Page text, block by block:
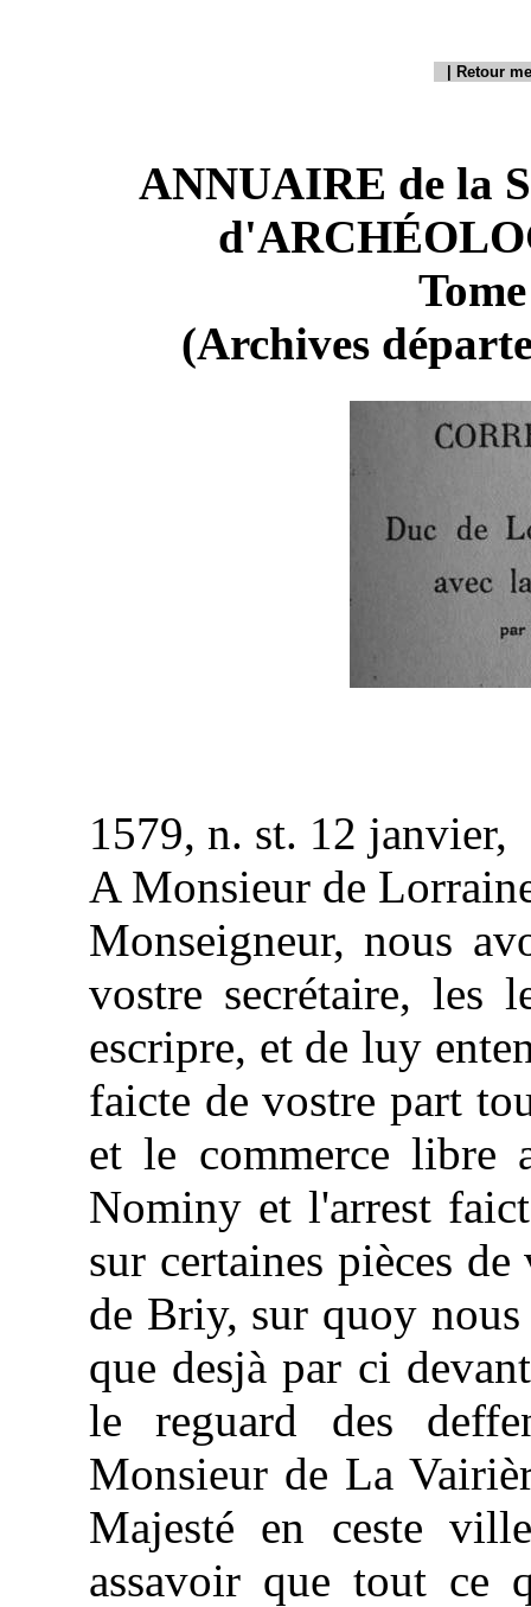
Retour
ANNUAIRE de la
(Archives
1579, n. st. 12 janvier,
A Monsieur de
Monseigneur, nous
vostre secrétaire, les
escripre, et de luy
faicte de vostre part
et le commerce libre
Nominy et l'arrest
sur certaines pièces
de Briy, sur quoy
que desjà par ci
le reguard des
Monsieur de La
Majesté en ceste
assavoir que tout ce